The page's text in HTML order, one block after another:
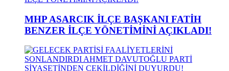
MHP ASARCIK İLÇE BAŞKANI FATİH
BENZER İLÇE YÖNETİMİNİ AÇIKLADI!